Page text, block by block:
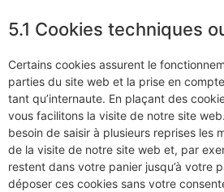
5.1 Cookies techniques
Certains cookies assurent le
parties du site web et la prise en
tant qu’internaute. En plaçant des
vous facilitons la visite de notre site
besoin de saisir à plusieurs reprises les
de la visite de notre site web et, par
restent dans votre panier jusqu’à votre
déposer ces cookies sans votre